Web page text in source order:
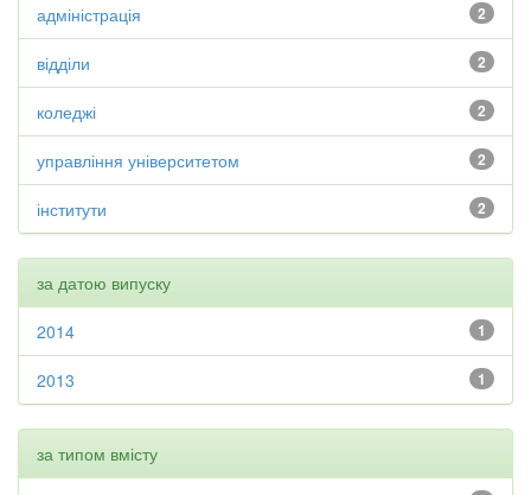
2
адміністрація
2
відділи
2
коледжі
2
управління університетом
2
інститути
за датою випуску
1
2014
1
2013
за типом вмісту